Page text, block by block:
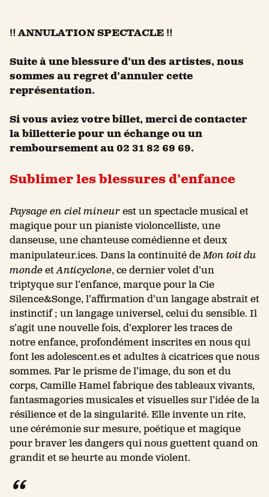
‼️ ANNULATION SPECTACLE ‼️
Suite à une blessure d’un des artistes, nous
sommes au regret d’annuler cette
représentation.
Si vous aviez votre billet, merci de contacter
la billetterie pour un échange ou un
remboursement au 02 31 82 69 69.
Sublimer les blessures d’enfance
Paysage en ciel mineur est un spectacle musical et
magique pour un pianiste violoncelliste, une
danseuse, une chanteuse comédienne et deux
manipulateur.ices. Dans la continuité deMon toit du
monde etAnticyclone, ce dernier volet d’un
triptyque sur l’enfance, marque pour la Cie
Silence&Songe, l’affirmation d’un langage abstrait et
instinctif ; un langage universel, celui du sensible. Il
s’agit une nouvelle fois, d’explorer les traces de
notre enfance, profondément inscrites en nous qui
font les adolescent.es et adultes à cicatrices que nous
sommes. Par le prisme de l’image, du son et du
corps, Camille Hamel fabrique des tableaux vivants,
fantasmagories musicales et visuelles sur l’idée de la
résilience et de la singularité. Elle invente un rite,
une cérémonie sur mesure, poétique et magique
pour braver les dangers qui nous guettent quand on
grandit et se heurte au monde violent.